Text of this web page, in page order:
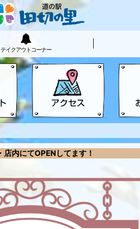
テイクアウトコーナー
店内にてOPENしてます！